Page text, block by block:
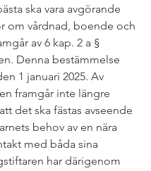
ska vara avgörande
om vårdnad, boende och
av 6 kap. 2 a §
Denna bestämmelse
1 januari 2025. Av
framgår inte längre
att det ska fästas avseende
behov av en nära
med båda sina
har därigenom